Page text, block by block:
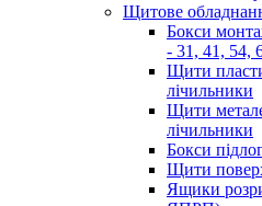
Щитове
Бокси
- 31, 41, 54,
Щити
лічильники
Щити
лічильники
Бокси
Щити
Ящики